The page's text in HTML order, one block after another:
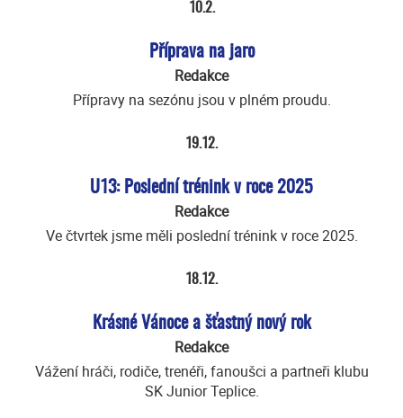
10.2.
Příprava na jaro
Redakce
Přípravy na sezónu jsou v plném proudu.
19.12.
U13: Poslední trénink v roce 2025
Redakce
Ve čtvrtek jsme měli poslední trénink v roce 2025.
18.12.
Krásné Vánoce a šťastný nový rok
Redakce
Vážení hráči, rodiče, trenéři, fanoušci a partneři klubu
SK Junior Teplice.